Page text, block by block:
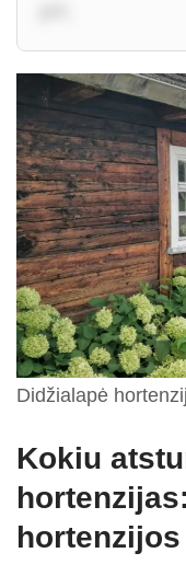
Didžialapė
Kokiu
hortenzijos